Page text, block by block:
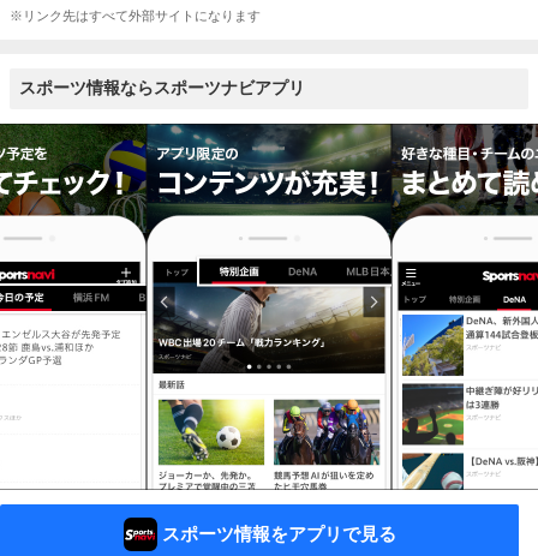
※リンク先はすべて外部サイトになります
スポーツ情報ならスポーツナビアプリ
スポーツ情報をアプリで見る